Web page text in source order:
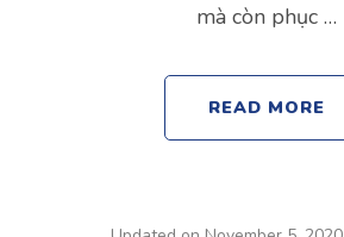
mà còn phục …
READ MORE